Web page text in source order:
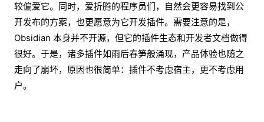
较偏爱它。同时，爱折腾的程序员们，自然会更容易找到公
开发布的方案，也更愿意为它开发插件。需要注意的是，
Obsidian 本身并不开源，但它的插件生态和开发者文档做得
很好。于是，诸多插件如雨后春笋般涌现，产品体验也随之
走向了崩坏，原因也很简单：插件不考虑宿主，更不考虑用
户。